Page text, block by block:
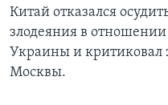
Китай отказался
злодеяния в
Украины и критиковал
Москвы.